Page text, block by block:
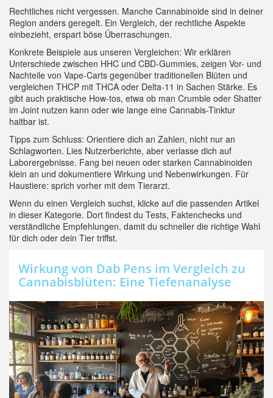
Rechtliches nicht vergessen. Manche Cannabinoide sind in deiner
Region anders geregelt. Ein Vergleich, der rechtliche Aspekte
einbezieht, erspart böse Überraschungen.
Konkrete Beispiele aus unseren Vergleichen: Wir erklären
Unterschiede zwischen HHC und CBD-Gummies, zeigen Vor- und
Nachteile von Vape-Carts gegenüber traditionellen Blüten und
vergleichen THCP mit THCA oder Delta-11 in Sachen Stärke. Es
gibt auch praktische How‑tos, etwa ob man Crumble oder Shatter
im Joint nutzen kann oder wie lange eine Cannabis-Tinktur
haltbar ist.
Tipps zum Schluss: Orientiere dich an Zahlen, nicht nur an
Schlagworten. Lies Nutzerberichte, aber verlasse dich auf
Laborergebnisse. Fang bei neuen oder starken Cannabinoiden
klein an und dokumentiere Wirkung und Nebenwirkungen. Für
Haustiere: sprich vorher mit dem Tierarzt.
Wenn du einen Vergleich suchst, klicke auf die passenden Artikel
in dieser Kategorie. Dort findest du Tests, Faktenchecks und
verständliche Empfehlungen, damit du schneller die richtige Wahl
für dich oder dein Tier triffst.
Wirkung von Dab Pens im Vergleich zu
Cannabisblüten: Eine Tiefenanalyse